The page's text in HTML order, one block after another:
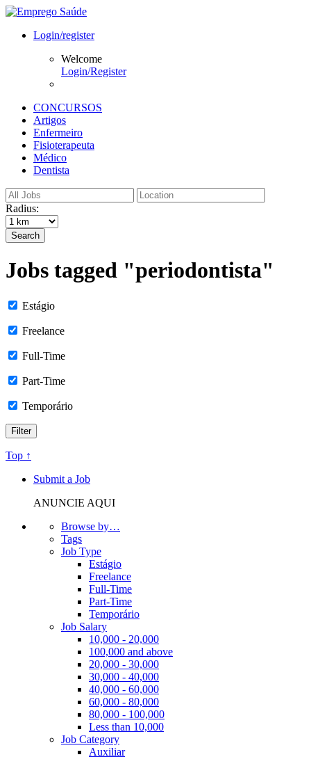
Login/register
Welcome
Login/Register
CONCURSOS
Artigos
Enfermeiro
Fisioterapeuta
Médico
Dentista
Radius:
Search
Jobs tagged "periodontista"
Estágio
Freelance
Full-Time
Part-Time
Temporário
Top ↑
Submit a Job
ANUNCIE AQUI
Browse by…
Tags
Job Type
Estágio
Freelance
Full-Time
Part-Time
Temporário
Job Salary
10,000 - 20,000
100,000 and above
20,000 - 30,000
30,000 - 40,000
40,000 - 60,000
60,000 - 80,000
80,000 - 100,000
Less than 10,000
Job Category
Auxiliar